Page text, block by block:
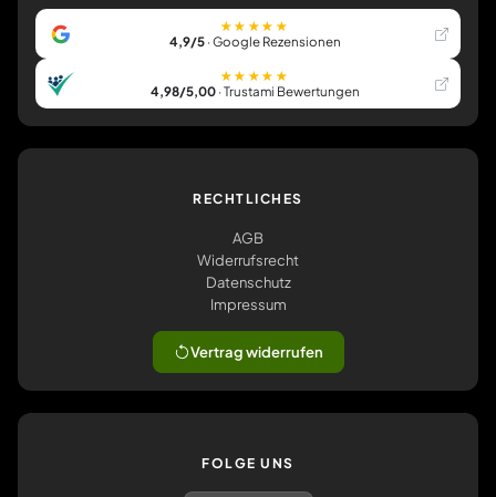
★★★★★
4,9/5· Google Rezensionen
★★★★★
4,98/5,00· Trustami Bewertungen
RECHTLICHES
AGB
Widerrufsrecht
Datenschutz
Impressum
Vertrag widerrufen
FOLGE UNS